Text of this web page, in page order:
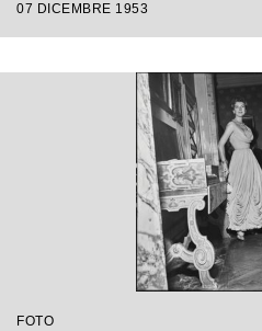
07 DICEMBRE 1953
FOTO